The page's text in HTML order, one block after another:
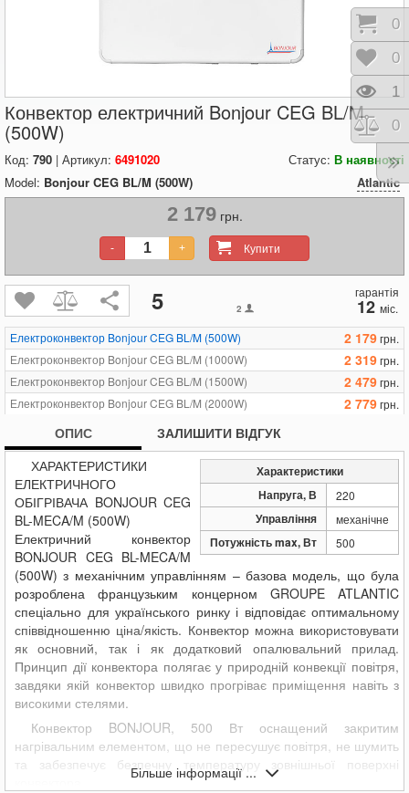
Конвектор електричний Bonjour CEG BL/M
(500W)
Код: 790 | Артикул: 6491020 Статус: В наявності
Model: Bonjour CEG BL/M (500W) Atlantic
2 179грн.
Купити
- +
5 2
гарантія
12 міс.
Електроконвектор Bonjour CEG BL/M (500W)
2 179грн.
Електроконвектор Bonjour CEG BL/M (1000W)
2 319грн.
Електроконвектор Bonjour CEG BL/M (1500W)
2 479грн.
Електроконвектор Bonjour CEG BL/M (2000W)
2 779грн.
ОПИС ЗАЛИШИТИ ВІДГУК
Характеристики
Напруга, В
220
Управління механічне
Потужність max, Вт 500
ХАРАКТЕРИСТИКИ
ЕЛЕКТРИЧНОГО
ОБІГРІВАЧА BONJOUR CEG
BL-MECA/M (500W)
Електричний конвектор
BONJOUR CEG BL-MECA/M
(500W) з механічним управлінням – базова модель, що була
розроблена французьким концерном GROUPE ATLANTIC
спеціально для українського ринку і відповідає оптимальному
співвідношенню ціна/якість. Конвектор можна використовувати
як основний, так і як додатковий опалювальний прилад.
Принцип дії конвектора полягає у природній конвекції повітря,
завдяки якій конвектор швидко прогріває приміщення навіть з
високими стелями.
Конвектор BONJOUR, 500 Вт оснащений закритим
нагрівальним елементом, що не пересушує повітря, не шумить
та забезпечує безпечну температуру зовнішньої поверхні
Більше інформації ...
0
0
1
0